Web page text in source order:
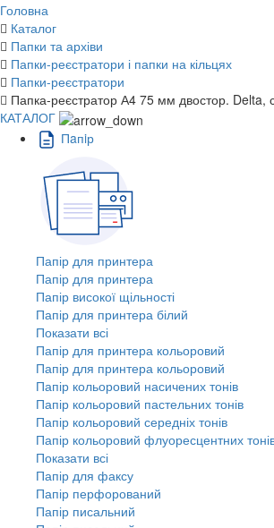
Головна
Каталог
Папки та архіви
Папки-реєстратори і папки на кільцях
Папки-реєстратори
Папка-реєстратор А4 75 мм двостор. Delta,
КАТАЛОГ
Пaпiр
Папір для принтера
Папір для принтера
Папір високої щільності
Папір для принтера білий
Показати всі
Папір для принтера кольоровий
Папір для принтера кольоровий
Папір кольоровий насичених тонів
Папір кольоровий пастельних тонів
Папір кольоровий середніх тонів
Папір кольоровий флуоресцентних
Показати всі
Папір для факсу
Папір перфорований
Папір писальний